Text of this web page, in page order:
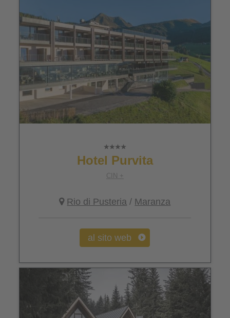
Hotel Purvita
CIN +
Rio di Pusteria / Maranza
al sito web